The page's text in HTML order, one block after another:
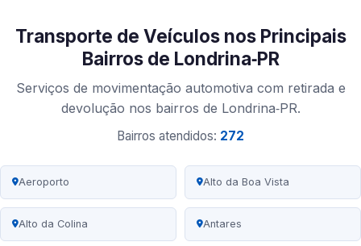
Transporte de Veículos nos Principais
Bairros de Londrina‑PR
Serviços de movimentação automotiva com retirada e
devolução nos bairros de Londrina‑PR.
Bairros atendidos: 272
Aeroporto Alto da Boa Vista
Alto da Colina Antares